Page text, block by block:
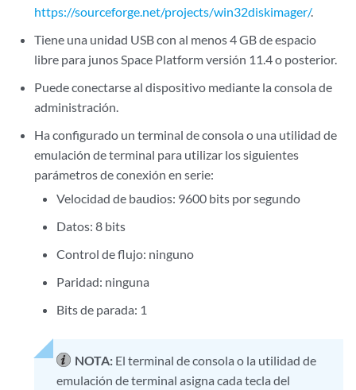
https://sourceforge.net/projects/win32diskimager/.
Tiene una unidad USB con al menos 4 GB de espacio
libre para junos Space Platform versión 11.4 o posterior.
Puede conectarse al dispositivo mediante la consola de
administración.
Ha configurado un terminal de consola o una utilidad de
emulación de terminal para utilizar los siguientes
parámetros de conexión en serie:
Velocidad de baudios: 9600 bits por segundo
Datos: 8 bits
Control de flujo: ninguno
Paridad: ninguna
Bits de parada: 1
NOTA: El terminal de consola o la utilidad de
emulación de terminal asigna cada tecla del